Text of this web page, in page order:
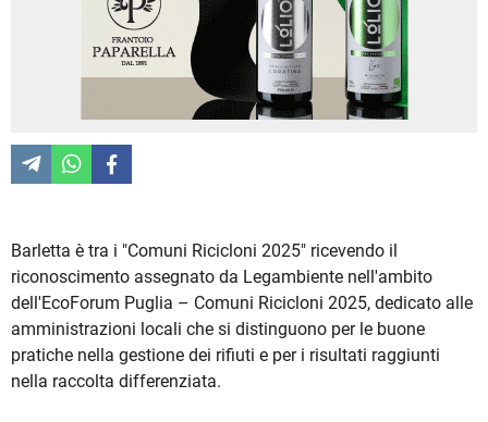
Barletta è tra i "Comuni Ricicloni 2025" ricevendo il
riconoscimento assegnato da Legambiente nell'ambito
dell'EcoForum Puglia – Comuni Ricicloni 2025, dedicato alle
amministrazioni locali che si distinguono per le buone
pratiche nella gestione dei rifiuti e per i risultati raggiunti
nella raccolta differenziata.